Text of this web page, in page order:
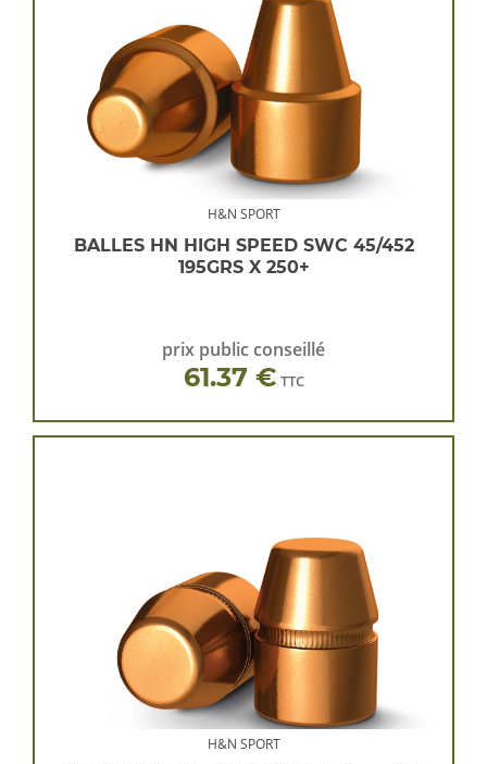
H&N SPORT
BALLES HN HIGH SPEED SWC 45/452
195GRS X 250+
prix public conseillé
61.37 € TTC
H&N SPORT